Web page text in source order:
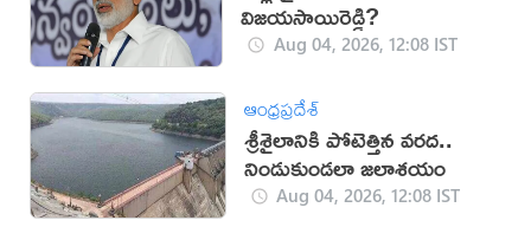
విజయసాయిరెడ్డి?
Aug 04, 2026, 12:08 IST
ఆంధ్రప్రదేశ్
శ్రీశైలానికి పోటెత్తిన వరద..
నిండుకుండలా జలాశయం
Aug 04, 2026, 12:08 IST